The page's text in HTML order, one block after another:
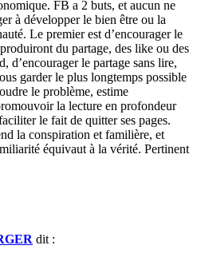
FB a 2 buts, et aucun ne
à développer le bien être ou la
Le premier est d’encourager le
du partage, des like ou des
d’encourager le partage sans lire,
garder le plus longtemps possible
le problème, estime
la lecture en profondeur
le fait de quitter ses pages.
la conspiration et familière, et
équivaut à la vérité. Pertinent
dit :